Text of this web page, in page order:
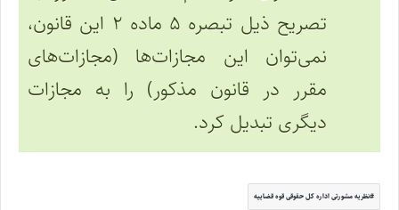
تصریح ذیل تبصره ۵ ماده ۲ این قانون،
نمی‌توان این مجازات‌ها (مجازات‌های
مقرر در قانون مذکور) را به مجازات‌
دیگری تبدیل کرد.
نظریه مشورتی اداره کل حقوقی قوه قضاییه